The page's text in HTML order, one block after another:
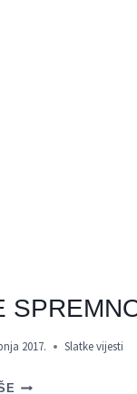
2017. Slatke vijesti
SVE